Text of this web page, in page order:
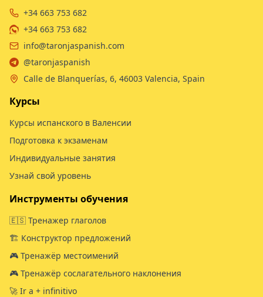
+34 663 753 682
+34 663 753 682
info@taronjaspanish.com
@taronjaspanish
Calle de Blanquerías, 6, 46003 Valencia, Spain
Курсы
Курсы испанского в Валенсии
Подготовка к экзаменам
Индивидуальные занятия
Узнай свой уровень
Инструменты обучения
🇪🇸 Тренажер глаголов
🏗️ Конструктор предложений
🎮 Тренажёр местоимений
🎮 Тренажёр сослагательного наклонения
🚀 Ir a + infinitivo